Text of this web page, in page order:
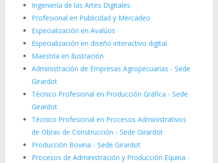
Ingeniería de las Artes Digitales
Profesional en Publicidad y Mercadeo
Especialización en Avalúos
Especialización en diseño interactivo digital
Maestría en Ilustración
Administración de Empresas Agropecuarias - Sede
Girardot
Técnico Profesional en Producción Gráfica - Sede
Girardot
Técnico Profesional en Procesos Administrativos
de Obras de Construcción - Sede Girardot
Producción Bovina - Sede Girardot
Procesos de Administración y Producción Equina -